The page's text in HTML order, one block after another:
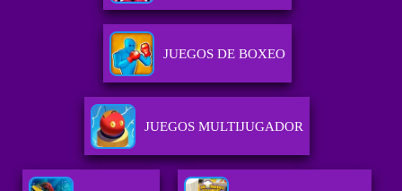
JUEGOS DE BOXEO
JUEGOS MULTIJUGADOR